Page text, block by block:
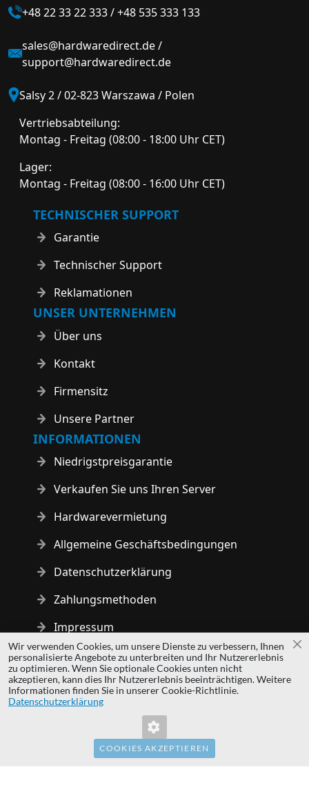
+48 22 33 22 333/+48 535 333 133
sales@hardwaredirect.de/
support@hardwaredirect.de
Salsy 2 / 02-823 Warszawa / Polen
Vertriebsabteilung:
Montag - Freitag (08:00 - 18:00 Uhr CET)
Lager:
Montag - Freitag (08:00 - 16:00 Uhr CET)
TECHNISCHER SUPPORT
Garantie
Technischer Support
Reklamationen
UNSER UNTERNEHMEN
Über uns
Kontakt
Firmensitz
Unsere Partner
INFORMATIONEN
Niedrigstpreisgarantie
Verkaufen Sie uns Ihren Server
Hardwarevermietung
Allgemeine Geschäftsbedingungen
Datenschutzerklärung
Zahlungsmethoden
Impressum
Copyright © 2014 - 2026 MS Development | All rights reserved
| All logos and trademarks are properties of their respective
owners.
Wir verwenden Cookies, um unsere Dienste zu verbessern, Ihnen
personalisierte Angebote zu unterbreiten und Ihr Nutzererlebnis
zu optimieren. Wenn Sie optionale Cookies unten nicht
akzeptieren, kann dies Ihr Nutzererlebnis beeinträchtigen. Weitere
Informationen finden Sie in unserer Cookie-Richtlinie.
Datenschutzerklärung
COOKIES AKZEPTIEREN